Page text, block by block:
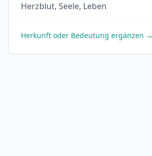
Herzblut, Seele, Leben
Herkunft oder Bedeutung ergänzen →